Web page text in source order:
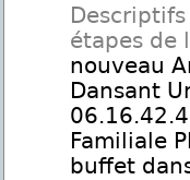
étapes de
nouveau
Dansant
Familiale
buffet